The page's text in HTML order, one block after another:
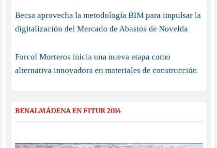
Becsa aprovecha la metodología BIM para impulsar la
digitalización del Mercado de Abastos de Novelda
Forcol Morteros inicia una nueva etapa como
alternativa innovadora en materiales de construcción
BENALMÁDENA EN FITUR 2014